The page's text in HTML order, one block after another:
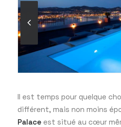
Il est temps pour quelque
différent, mais non moins
Palace est situé au cœur